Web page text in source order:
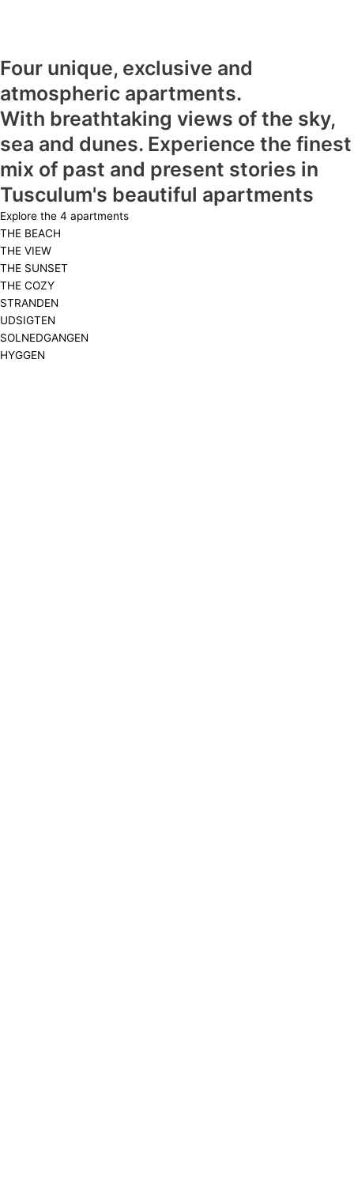
Four unique, exclusive and
atmospheric apartments.
With breathtaking views of the sky,
sea and dunes. Experience the finest
mix of past and present stories in
Tusculum's beautiful apartments
Explore the 4 apartments
THE BEACH
THE VIEW
THE SUNSET
THE COZY
STRANDEN
UDSIGTEN
SOLNEDGANGEN
HYGGEN